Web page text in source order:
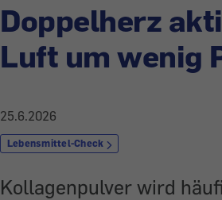
Doppelherz
Luft um wenig
25.6.2026
Lebensmittel-Check
Kollagenpulver wird